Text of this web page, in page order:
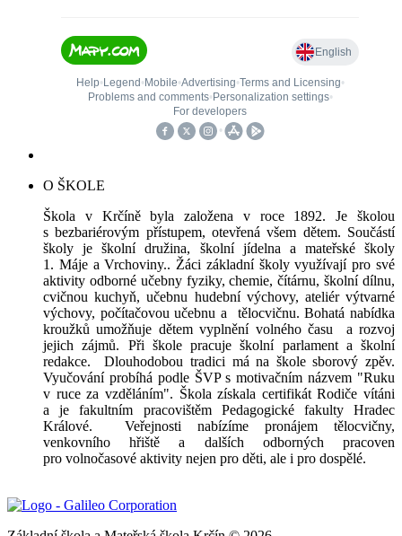
O ŠKOLE
Škola v Krčíně byla založena v roce 1892. Je školou
s bezbariérovým přístupem, otevřená všem dětem. Součástí
školy je školní družina, školní jídelna a mateřské školy
1. Máje a Vrchoviny.. Žáci základní školy využívají pro své
aktivity odborné učebny fyziky, chemie, čítárnu, školní dílnu,
cvičnou kuchyň, učebnu hudební výchovy, ateliér výtvarné
výchovy, počítačovou učebnu a tělocvičnu. Bohatá nabídka
kroužků umožňuje dětem vyplnění volného času a rozvoj
jejich zájmů. Při škole pracuje školní parlament a školní
redakce. Dlouhodobou tradici má na škole sborový zpěv.
Vyučování probíhá podle ŠVP s motivačním názvem "Ruku
v ruce za vzděláním". Škola získala certifikát Rodiče vítáni
a je fakultním pracovištěm Pedagogické fakulty Hradec
Králové. Veřejnosti nabízíme pronájem tělocvičny,
venkovního hřiště a dalších odborných pracoven
pro volnočasové aktivity nejen pro děti, ale i pro dospělé.